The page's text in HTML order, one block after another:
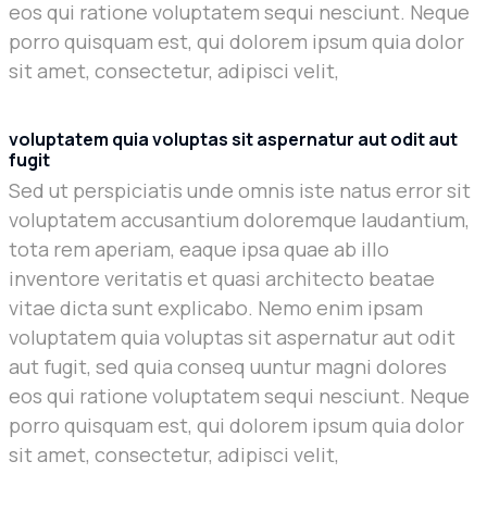
eos qui ratione voluptatem sequi nesciunt. Neque
porro quisquam est, qui dolorem ipsum quia dolor
sit amet, consectetur, adipisci velit,
voluptatem quia voluptas sit aspernatur aut odit aut
fugit
Sed ut perspiciatis unde omnis iste natus error sit
voluptatem accusantium doloremque laudantium,
tota rem aperiam, eaque ipsa quae ab illo
inventore veritatis et quasi architecto beatae
vitae dicta sunt explicabo. Nemo enim ipsam
voluptatem quia voluptas sit aspernatur aut odit
aut fugit, sed quia conseq uuntur magni dolores
eos qui ratione voluptatem sequi nesciunt. Neque
porro quisquam est, qui dolorem ipsum quia dolor
sit amet, consectetur, adipisci velit,